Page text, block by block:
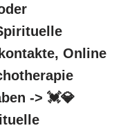
Online
-> 💓️💎